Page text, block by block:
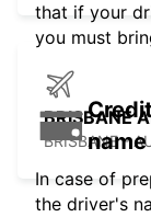
BRISBANE
BRISBANE -
that if your
you must
In case of
the driver's